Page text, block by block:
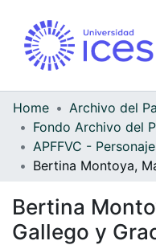
Home
Bertina
Gallego y